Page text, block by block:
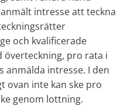
intresse att teckna
och kvalificerade
överteckning, pro rata i
anmälda intresse. I den
ovan inte kan ske pro
genom lottning.